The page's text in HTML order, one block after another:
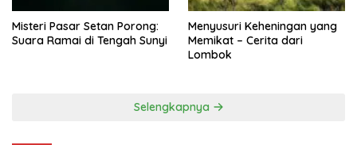
Misteri Pasar Setan Porong:
Suara Ramai di Tengah Sunyi
Menyusuri Keheningan yang
Memikat – Cerita dari
Lombok
Selengkapnya